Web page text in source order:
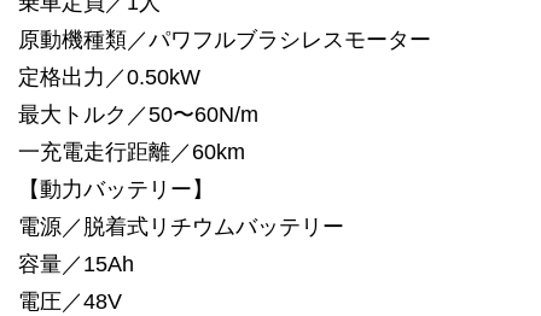
原動機種類／パワフルブラシレスモーター
定格出力／0.50kW
最大トルク／50〜60N/m
一充電走行距離／60km
【動力バッテリー】
電源／脱着式リチウムバッテリー
容量／15Ah
電圧／48V